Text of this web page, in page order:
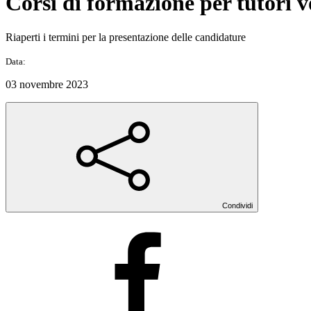
Riaperti i termini per la presentazione delle candidature
Data:
03 novembre 2023
Condividi